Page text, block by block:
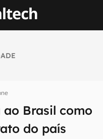
ao Brasil como
do país
em primeira